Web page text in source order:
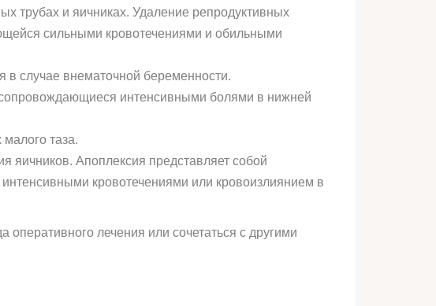
трубах и яичниках. Удаление репродуктивных
сильными кровотечениями и обильными
случае внематочной беременности.
интенсивными болями в нижней
таза.
яичников. Апоплексия представляет собой
кровотечениями или кровоизлиянием в
оперативного лечения или сочетаться с другими